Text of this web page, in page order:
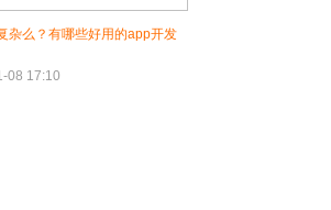
杂么？有哪些好用的app开发
08 17:10